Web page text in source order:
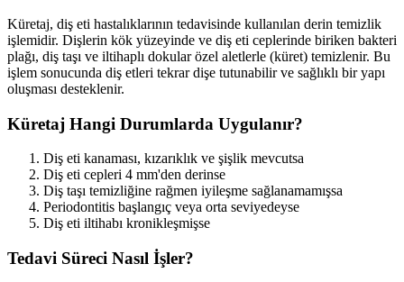
Küretaj, diş eti hastalıklarının tedavisinde kullanılan derin temizlik
işlemidir. Dişlerin kök yüzeyinde ve diş eti ceplerinde biriken bakteri
plağı, diş taşı ve iltihaplı dokular özel aletlerle (küret) temizlenir. Bu
işlem sonucunda diş etleri tekrar dişe tutunabilir ve sağlıklı bir yapı
oluşması desteklenir.
Küretaj Hangi Durumlarda Uygulanır?
Diş eti kanaması, kızarıklık ve şişlik mevcutsa
Diş eti cepleri 4 mm'den derinse
Diş taşı temizliğine rağmen iyileşme sağlanamamışsa
Periodontitis başlangıç veya orta seviyedeyse
Diş eti iltihabı kronikleşmişse
Tedavi Süreci Nasıl İşler?